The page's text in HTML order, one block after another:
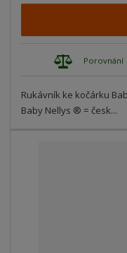
Porovnání
Rukávník ke kočárku
Baby Nellys ® = česk...